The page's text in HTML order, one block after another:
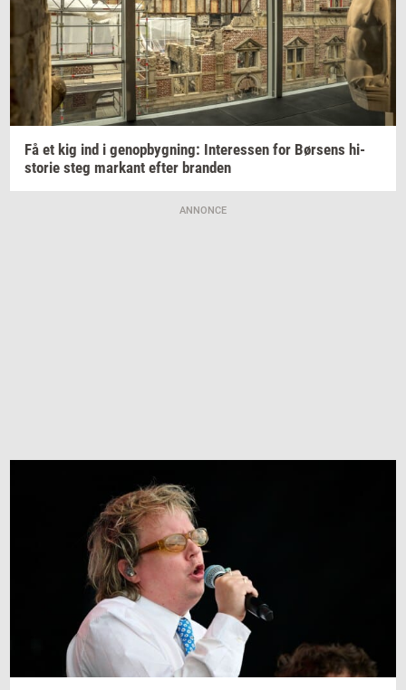
Få et kig ind i genop­byg­ning: In­ter­es­sen for Bør­sens hi­
sto­rie steg mar­kant efter bran­den
ANNONCE